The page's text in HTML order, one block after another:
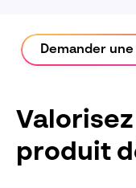
Demander
produit